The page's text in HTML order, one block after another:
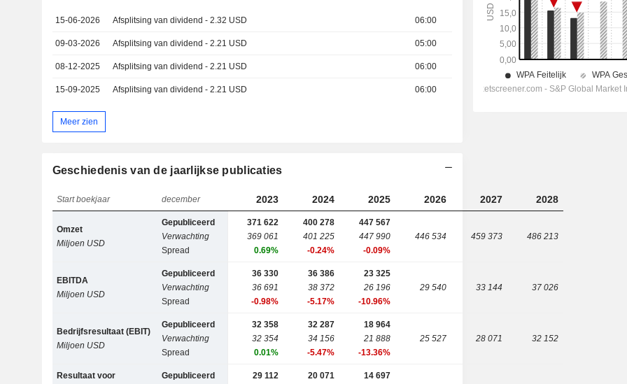
15-06-2026 Afsplitsing van dividend - 2.32 USD 06:00
09-03-2026 Afsplitsing van dividend - 2.21 USD 05:00
08-12-2025 Afsplitsing van dividend - 2.21 USD 06:00
15-09-2025 Afsplitsing van dividend - 2.21 USD 06:00
Meer zien
Geschiedenis van de jaarlijkse publicaties
Start boekjaar december 2023 2024 2025 2026 2027 2028
Omzet
Miljoen USD
Gepubliceerd
Verwachting
Spread
371 622
369 061
0.69%
400 278
401 225
-0.24%
447 567
447 990
-0.09%
446 534 459 373 486 213
EBITDA
Miljoen USD
Gepubliceerd
Verwachting
Spread
36 330
36 691
-0.98%
36 386
38 372
-5.17%
23 325
26 196
-10.96%
29 540 33 144 37 026
Bedrijfsresultaat (EBIT)
Miljoen USD
Gepubliceerd
Verwachting
Spread
32 358
32 354
0.01%
32 287
34 156
-5.47%
18 964
21 888
-13.36%
25 527 28 071 32 152
Resultaat voor
Gepubliceerd
29 112
20 071
14 697